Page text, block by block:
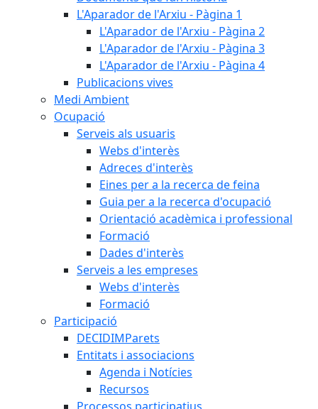
L'Aparador de l'Arxiu - Pàgina 1
L'Aparador de l'Arxiu - Pàgina 2
L'Aparador de l'Arxiu - Pàgina 3
L'Aparador de l'Arxiu - Pàgina 4
Publicacions vives
Medi Ambient
Ocupació
Serveis als usuaris
Webs d'interès
Adreces d'interès
Eines per a la recerca de feina
Guia per a la recerca d'ocupació
Orientació acadèmica i professional
Formació
Dades d'interès
Serveis a les empreses
Webs d'interès
Formació
Participació
DECIDIMParets
Entitats i associacions
Agenda i Notícies
Recursos